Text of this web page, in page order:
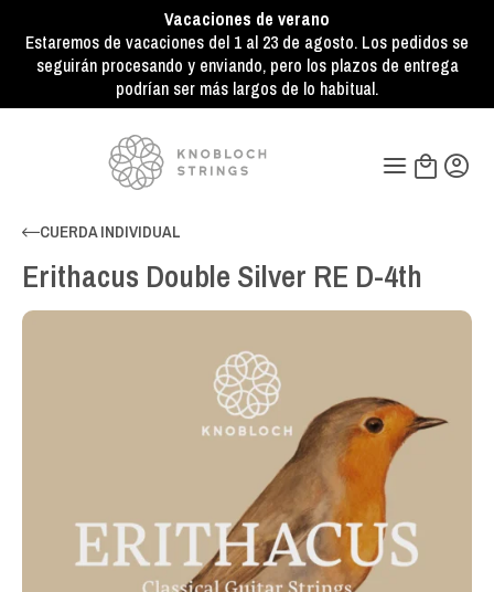
Vacaciones de verano
Estaremos de vacaciones del 1 al 23 de agosto. Los pedidos se
seguirán procesando y enviando, pero los plazos de entrega
podrían ser más largos de lo habitual.
CUERDA INDIVIDUAL
Erithacus Double Silver RE D-4th